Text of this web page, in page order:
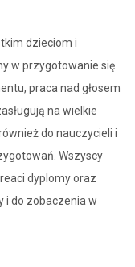
dzieciom i
w przygotowanie się
praca nad głosem
na wielkie
do nauczycieli i
Wszyscy
dyplomy oraz
i do zobaczenia w